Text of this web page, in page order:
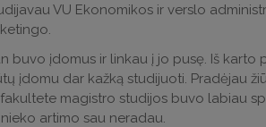
VU Ekonomikos ir verslo
buvo įdomus ir linkau į jo pusę. Iš
įdomu dar kažką studijuoti. Pradėjau
magistro studijos buvo labiau
artimo sau neradau.